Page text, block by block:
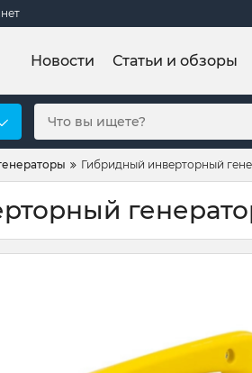
Новости Статьи и обзоры
Гибридный инверторный